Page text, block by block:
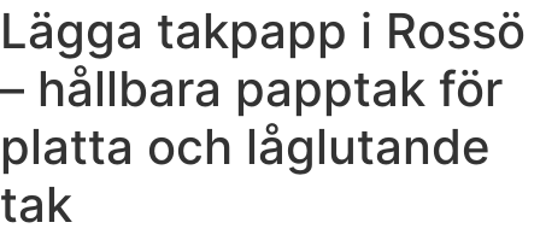
Lägga takpapp i Rossö
– hållbara papptak för
platta och låglutande
tak